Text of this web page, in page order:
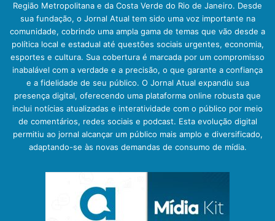
Região Metropolitana e da Costa Verde do Rio de Janeiro. Desde
sua fundação, o Jornal Atual tem sido uma voz importante na
comunidade, cobrindo uma ampla gama de temas que vão desde a
política local e estadual até questões sociais urgentes, economia,
esportes e cultura. Sua cobertura é marcada por um compromisso
inabalável com a verdade e a precisão, o que garante a confiança
e a fidelidade de seu público. O Jornal Atual expandiu sua
presença digital, oferecendo uma plataforma online robusta que
inclui notícias atualizadas e interatividade com o público por meio
de comentários, redes sociais e podcast. Esta evolução digital
permitiu ao jornal alcançar um público mais amplo e diversificado,
adaptando-se às novas demandas de consumo de mídia.